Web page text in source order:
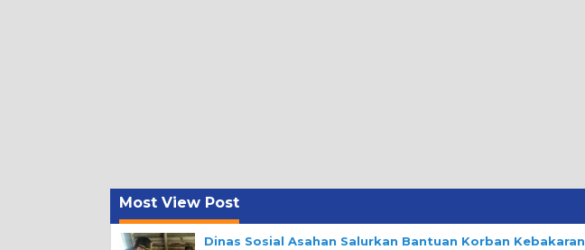
Most View Post
Dinas Sosial Asahan Salurkan Bantuan Korban Kebakaran